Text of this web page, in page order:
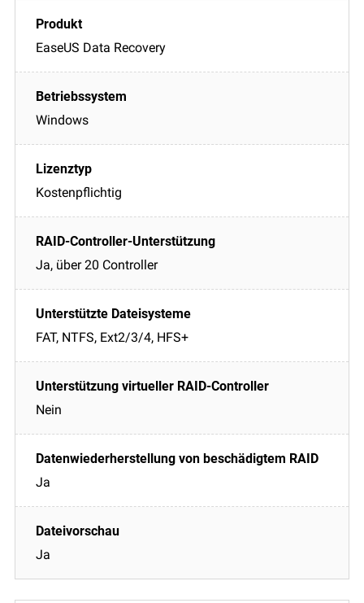
EaseUS Data Recovery
Windows
Kostenpflichtig
Ja, über 20 Controller
FAT, NTFS, Ext2/3/4, HFS+
Nein
Ja
Ja